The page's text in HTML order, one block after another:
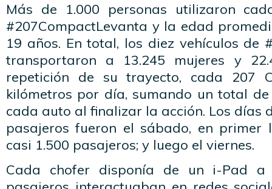
Más de 1.000 personas utilizaron
#207CompactLevanta y la edad
19 años. En total, los diez vehículos de
transportaron a 13.245 mujeres y
repetición de su trayecto, cada 207
kilómetros por día, sumando un total
cada auto al finalizar la acción. Los días
pasajeros fueron el sábado, en primer
casi 1.500 pasajeros; y luego el viernes.
Cada chofer disponía de un i-Pad